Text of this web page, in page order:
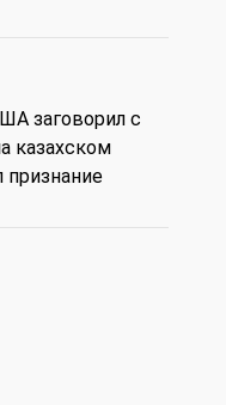
заговорил с
казахском
признание